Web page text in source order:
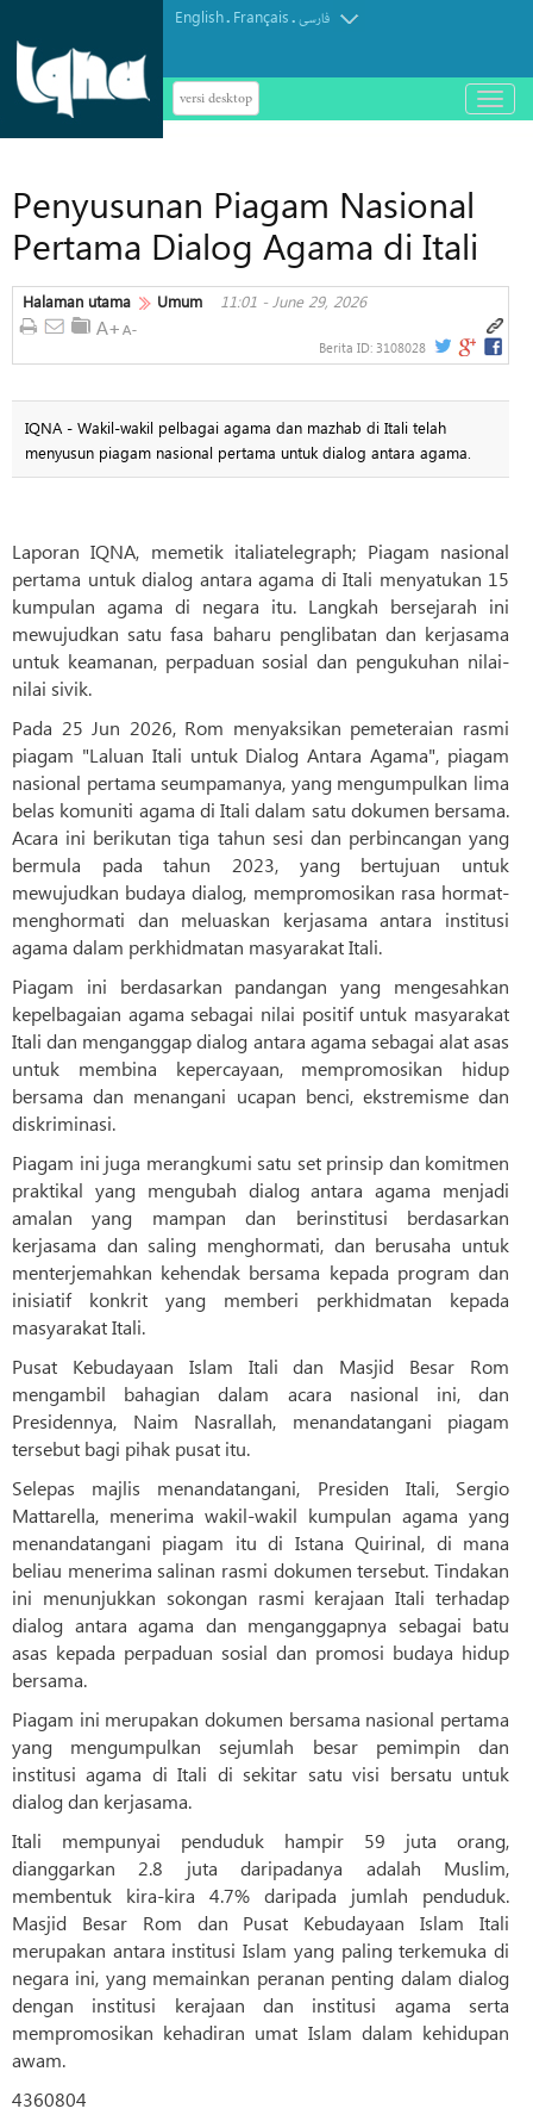
English. Français.فارسی
versi desktop
باز
و
Penyusunan Piagam Nasional
Pertama Dialog Agama di Itali
Halaman utama Umum 11:01 - June 29, 2026
Berita ID: 3108028
IQNA - Wakil-wakil pelbagai agama dan mazhab di Itali telah
menyusun piagam nasional pertama untuk dialog antara agama.
Laporan IQNA, memetik italiatelegraph; Piagam nasional
pertama untuk dialog antara agama di Itali menyatukan 15
kumpulan agama di negara itu. Langkah bersejarah ini
mewujudkan satu fasa baharu penglibatan dan kerjasama
untuk keamanan, perpaduan sosial dan pengukuhan nilai-
nilai sivik.
Pada 25 Jun 2026, Rom menyaksikan pemeteraian rasmi
piagam "Laluan Itali untuk Dialog Antara Agama", piagam
nasional pertama seumpamanya, yang mengumpulkan lima
belas komuniti agama di Itali dalam satu dokumen bersama.
Acara ini berikutan tiga tahun sesi dan perbincangan yang
bermula pada tahun 2023, yang bertujuan untuk
mewujudkan budaya dialog, mempromosikan rasa hormat-
menghormati dan meluaskan kerjasama antara institusi
agama dalam perkhidmatan masyarakat Itali.
Piagam ini berdasarkan pandangan yang mengesahkan
kepelbagaian agama sebagai nilai positif untuk masyarakat
Itali dan menganggap dialog antara agama sebagai alat asas
untuk membina kepercayaan, mempromosikan hidup
bersama dan menangani ucapan benci, ekstremisme dan
diskriminasi.
Piagam ini juga merangkumi satu set prinsip dan komitmen
praktikal yang mengubah dialog antara agama menjadi
amalan yang mampan dan berinstitusi berdasarkan
kerjasama dan saling menghormati, dan berusaha untuk
menterjemahkan kehendak bersama kepada program dan
inisiatif konkrit yang memberi perkhidmatan kepada
masyarakat Itali.
Pusat Kebudayaan Islam Itali dan Masjid Besar Rom
mengambil bahagian dalam acara nasional ini, dan
Presidennya, Naim Nasrallah, menandatangani piagam
tersebut bagi pihak pusat itu.
Selepas majlis menandatangani, Presiden Itali, Sergio
Mattarella, menerima wakil-wakil kumpulan agama yang
menandatangani piagam itu di Istana Quirinal, di mana
beliau menerima salinan rasmi dokumen tersebut. Tindakan
ini menunjukkan sokongan rasmi kerajaan Itali terhadap
dialog antara agama dan menganggapnya sebagai batu
asas kepada perpaduan sosial dan promosi budaya hidup
bersama.
Piagam ini merupakan dokumen bersama nasional pertama
yang mengumpulkan sejumlah besar pemimpin dan
institusi agama di Itali di sekitar satu visi bersatu untuk
dialog dan kerjasama.
Itali mempunyai penduduk hampir 59 juta orang,
dianggarkan 2.8 juta daripadanya adalah Muslim,
membentuk kira-kira 4.7% daripada jumlah penduduk.
Masjid Besar Rom dan Pusat Kebudayaan Islam Itali
merupakan antara institusi Islam yang paling terkemuka di
negara ini, yang memainkan peranan penting dalam dialog
dengan institusi kerajaan dan institusi agama serta
mempromosikan kehadiran umat Islam dalam kehidupan
awam.
4360804